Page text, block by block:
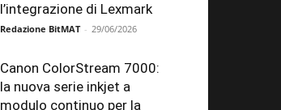
l’integrazione di Lexmark
Redazione BitMAT - 29/06/2026
Canon ColorStream 7000:
la nuova serie inkjet a
modulo continuo per la